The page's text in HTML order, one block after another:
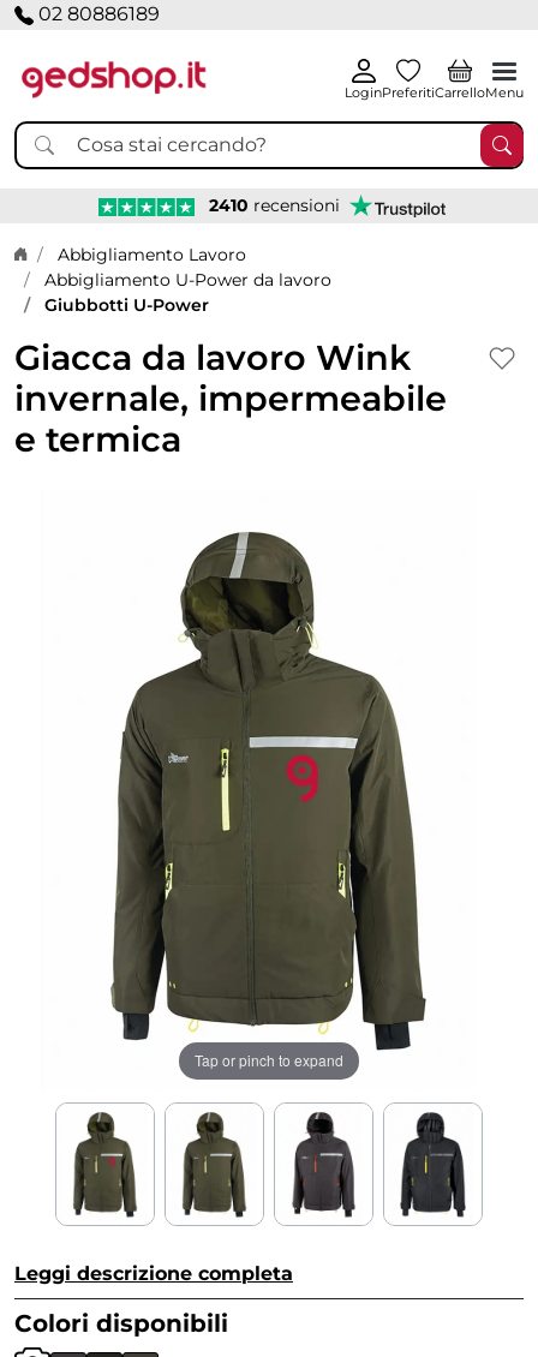
02 80886189
LoginPreferitiCarrelloMenu
2410 recensioni
Home page
Abbigliamento Lavoro
Abbigliamento U-Power da lavoro
Giubbotti U-Power
Giacca da lavoro Wink
invernale, impermeabile
e termica
Tap or pinch to expand
Leggi descrizione completa
Colori disponibili